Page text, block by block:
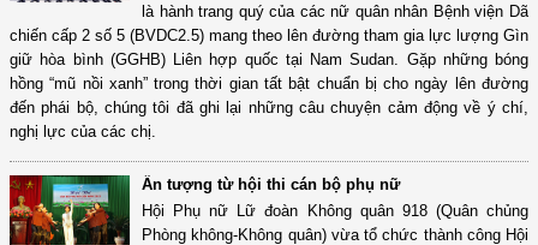
là hành trang quý của các nữ quân nhân Bệnh viện Dã
chiến cấp 2 số 5 (BVDC2.5) mang theo lên đường tham gia lực lượng Gìn
giữ hòa bình (GGHB) Liên hợp quốc tại Nam Sudan. Gặp những bóng
hồng “mũ nồi xanh” trong thời gian tất bật chuẩn bị cho ngày lên đường
đến phái bộ, chúng tôi đã ghi lại những câu chuyện cảm động về ý chí,
nghị lực của các chị.
Ấn tượng từ hội thi cán bộ phụ nữ
Hội Phụ nữ Lữ đoàn Không quân 918 (Quân chủng
Phòng không-Không quân) vừa tổ chức thành công Hội